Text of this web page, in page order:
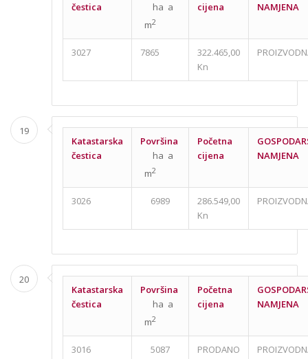
čestica
ha a
m2
cijena
NAMJENA
3027 7865
322.465,00
Kn
19
Katastarska
čestica
Površina
ha a
m2
Početna
cijena
NAMJENA
3026 6989
286.549,00
Kn
20
Katastarska
čestica
Površina
ha a
m2
Početna
cijena
NAMJENA
3016 5087 PRODANO